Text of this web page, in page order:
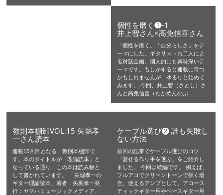
個性を磨く❶-1
井上智さん×高免信喜さん
「個性を磨く」「自分らしさ」をテ
ーマにした、ギタリストお二人によ
る対談企画。個人的にも興味深いテ
ーマです。もしかすると連載に育つ
かもしれませんが、ゆるりと始めて
みます。 今回、井上智（さとし）さ
んと高免信喜（たかめんのぶ
教則本棚卸VOL.15 矢堀孝
一さん読本
連載15回目となる、教則本棚卸で
す。本のタイトルが「理論読本」と
なっている通り、この本は読み物と
して書かれています。 「矢堀孝一の
ギター理論読本」著者：矢堀孝一発
行：ヤマハミュージックメディア、
ケーブル選び❷ 誰も失敗し
ない方法
前回の記事でケーブル選びのコツ
「愛せる作り手を選ぶ」をご紹介し
ました。 今回は続編です。 例えば、
フルアコでクリーントーンで弾く場
合、使えるアンプとして、アコース
ティックギター用やベースギター用